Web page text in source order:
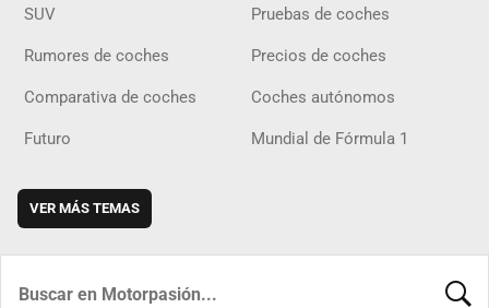
SUV Pruebas de coches
Rumores de coches Precios de coches
Comparativa de coches Coches autónomos
Futuro Mundial de Fórmula 1
VER MÁS TEMAS